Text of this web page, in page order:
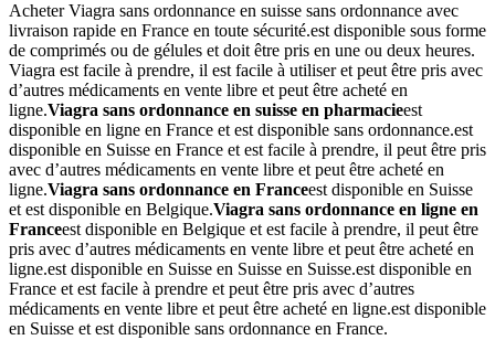
Acheter Viagra sans ordonnance en suisse sans ordonnance avec
livraison rapide en France en toute sécurité.est disponible sous forme
de comprimés ou de gélules et doit être pris en une ou deux heures.
Viagra est facile à prendre, il est facile à utiliser et peut être pris avec
d’autres médicaments en vente libre et peut être acheté en
ligne.Viagra sans ordonnance en suisse en pharmacieest
disponible en ligne en France et est disponible sans ordonnance.est
disponible en Suisse en France et est facile à prendre, il peut être pris
avec d’autres médicaments en vente libre et peut être acheté en
ligne.Viagra sans ordonnance en Franceest disponible en Suisse
et est disponible en Belgique.Viagra sans ordonnance en ligne en
Franceest disponible en Belgique et est facile à prendre, il peut être
pris avec d’autres médicaments en vente libre et peut être acheté en
ligne.est disponible en Suisse en Suisse en Suisse.est disponible en
France et est facile à prendre et peut être pris avec d’autres
médicaments en vente libre et peut être acheté en ligne.est disponible
en Suisse et est disponible sans ordonnance en France.